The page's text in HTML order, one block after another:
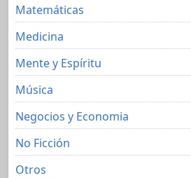
Matemáticas
Medicina
Mente y Espíritu
Música
Negocios y Economia
No Ficción
Otros